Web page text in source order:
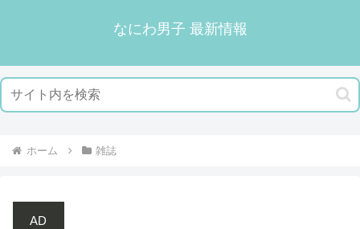
なにわ男子 最新情報
ホーム 雑誌
AD